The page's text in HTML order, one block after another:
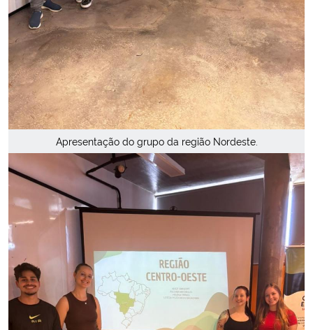
Apresentação do grupo da região Nordeste.